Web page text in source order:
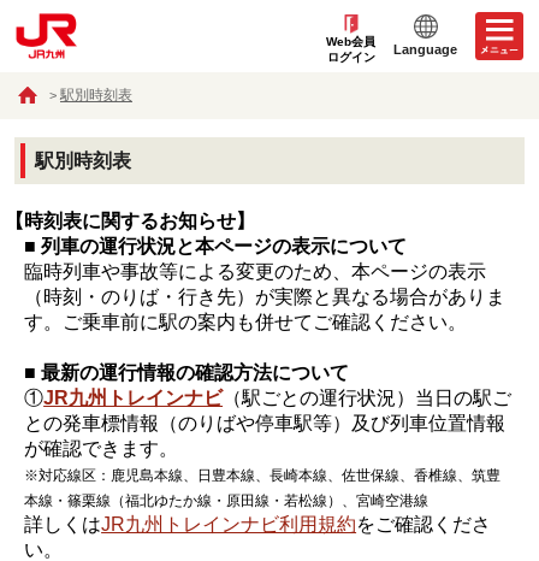
Web会員
ログイン
Language
駅別時刻表
駅別時刻表
【時刻表に関するお知らせ】
■ 列車の運行状況と本ページの表示について
臨時列車や事故等による変更のため、本ページの表示
（時刻・のりば・行き先）が実際と異なる場合がありま
す。ご乗車前に駅の案内も併せてご確認ください。
■ 最新の運行情報の確認方法について
①JR九州トレインナビ（駅ごとの運行状況）当日の駅ご
との発車標情報（のりばや停車駅等）及び列車位置情報
が確認できます。
※対応線区：鹿児島本線、日豊本線、長崎本線、佐世保線、香椎線、筑豊
本線・篠栗線（福北ゆたか線・原田線・若松線）、宮崎空港線
詳しくはJR九州トレインナビ利用規約をご確認くださ
い。